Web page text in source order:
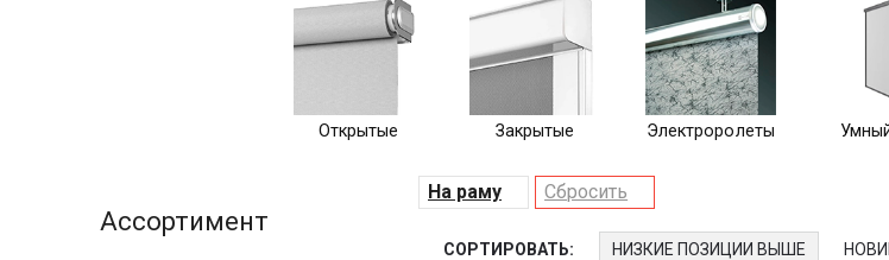
Открытые Закрытые Электроролеты
На раму Сбросить
СОРТИРОВАТЬ: НИЗКИЕ ПОЗИЦИИ ВЫШЕ
Ассортимент